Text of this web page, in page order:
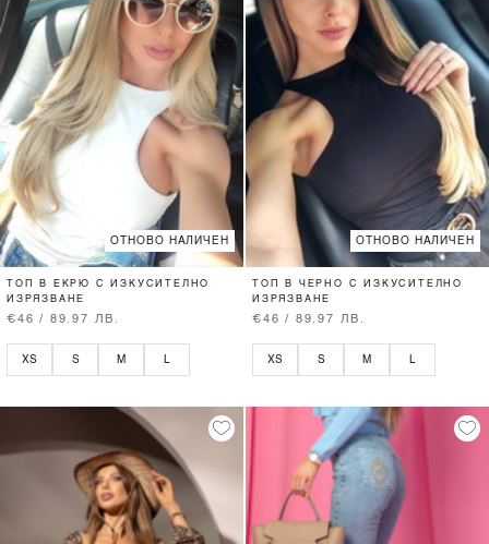
ОТНОВО НАЛИЧЕН
ТОП В ЕКРЮ С ИЗКУСИТЕЛНО
ИЗРЯЗВАНЕ
€46 / 89.97 ЛВ.
XS S M L
ОТНОВО НАЛИЧЕН
ТОП В ЧЕРНО С ИЗКУСИТЕЛНО
ИЗРЯЗВАНЕ
€46 / 89.97 ЛВ.
XS S M L